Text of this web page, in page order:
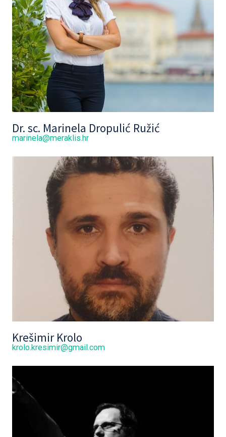
Dr. sc. Marinela Dropulić Ružić
marinela@meraklis.hr
Krešimir Krolo
krolo.kresimir@gmail.com